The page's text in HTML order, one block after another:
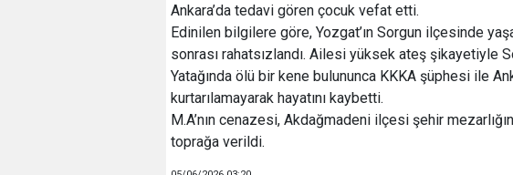
Ankara’da tedavi gören çocuk vefat etti.
Edinilen bilgilere göre, Yozgat’ın Sorgun ilçesinde
sonrası rahatsızlandı. Ailesi yüksek ateş şikayetiyle
Yatağında ölü bir kene bulununca KKKA şüphesi ile
kurtarılamayarak hayatını kaybetti.
M.A’nın cenazesi, Akdağmadeni ilçesi şehir
toprağa verildi.